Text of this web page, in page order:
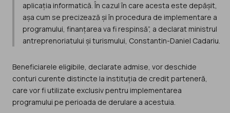
aplicația informatică. În cazul în care acesta este depășit,
așa cum se precizează și în procedura de implementare a
programului, finanțarea va fi respinsă”, a declarat ministrul
antreprenoriatului și turismului, Constantin-Daniel Cadariu.
Beneficiarele eligibile, declarate admise, vor deschide
conturi curente distincte la instituția de credit parteneră,
care vor fi utilizate exclusiv pentru implementarea
programului pe perioada de derulare a acestuia.